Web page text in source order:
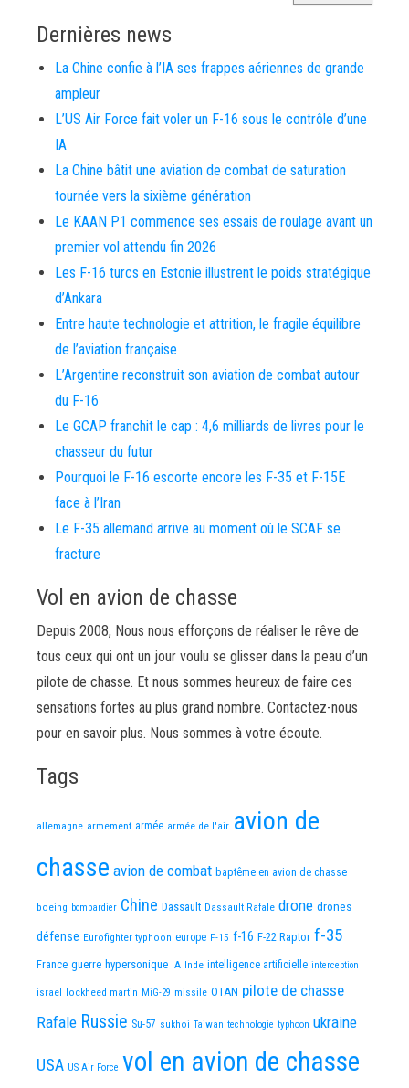
Dernières news
La Chine confie à l’IA ses frappes aériennes de grande
ampleur
L’US Air Force fait voler un F-16 sous le contrôle d’une
IA
La Chine bâtit une aviation de combat de saturation
tournée vers la sixième génération
Le KAAN P1 commence ses essais de roulage avant un
premier vol attendu fin 2026
Les F-16 turcs en Estonie illustrent le poids stratégique
d’Ankara
Entre haute technologie et attrition, le fragile équilibre
de l’aviation française
L’Argentine reconstruit son aviation de combat autour
du F-16
Le GCAP franchit le cap : 4,6 milliards de livres pour le
chasseur du futur
Pourquoi le F-16 escorte encore les F-35 et F-15E
face à l’Iran
Le F-35 allemand arrive au moment où le SCAF se
fracture
Vol en avion de chasse
Depuis 2008, Nous nous efforçons de réaliser le rêve de
tous ceux qui ont un jour voulu se glisser dans la peau d’un
pilote de chasse. Et nous sommes heureux de faire ces
sensations fortes au plus grand nombre. Contactez-nous
pour en savoir plus. Nous sommes à votre écoute.
Tags
allemagne armement armée armée de l'air avion de
chasse avion de combat baptême en avion de chasse
boeing bombardier Chine Dassault Dassault Rafale drone drones
défense Eurofighter typhoon europe F-15 f-16 F-22 Raptor f-35
France guerre hypersonique IA Inde intelligence artificielle interception
israel lockheed martin MiG-29 missile OTAN pilote de chasse
Rafale Russie Su-57 sukhoi Taiwan technologie typhoon ukraine
USA US Air Force vol en avion de chasse